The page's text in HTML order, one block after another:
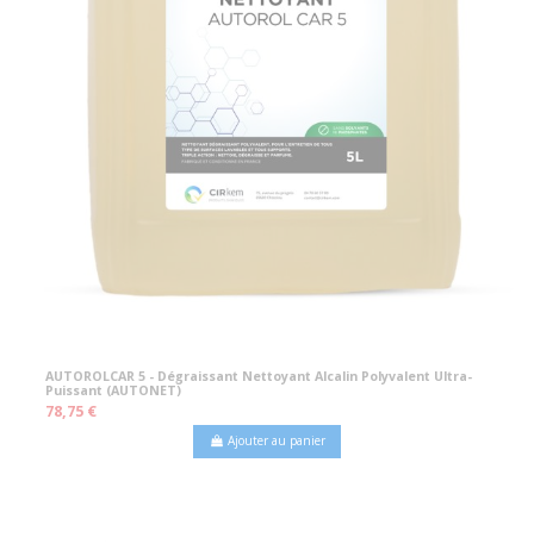
AUTOROLCAR 5 - Dégraissant Nettoyant Alcalin Polyvalent Ultra-
Puissant (AUTONET)
78,75 €
Ajouter au panier